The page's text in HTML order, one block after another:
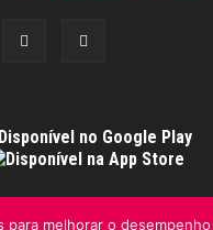
para melhorar o